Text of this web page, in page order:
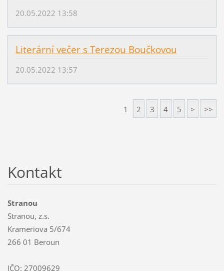
20.05.2022 13:58
Literární večer s Terezou Boučkovou
20.05.2022 13:57
1 2 3 4 5 > >>
Kontakt
Stranou
Stranou, z.s.
Krameriova 5/674
266 01 Beroun
IČO: 27009629